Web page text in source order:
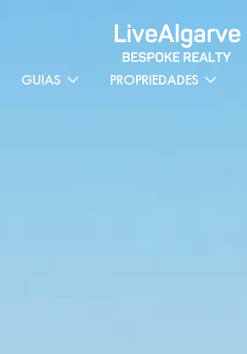
GUIAS PROPRIEDADES